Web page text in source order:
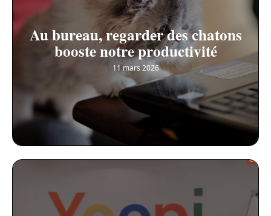
Au bureau, regarder des chatons
booste notre productivité
11 mars 2026